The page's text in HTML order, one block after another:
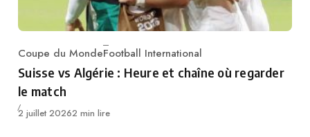
Category
Coupe du MondeFootball International
Suisse vs Algérie : Heure et chaîne où regarder
le match
Publié
2 juillet 20262 min lire